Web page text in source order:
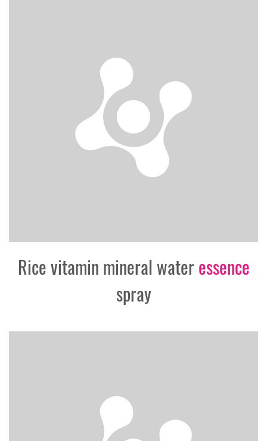
Rice vitamin mineral wateressence
spray